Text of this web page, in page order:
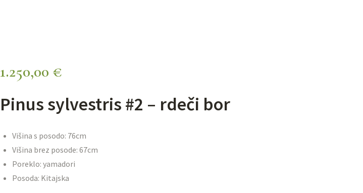
1.250,00 €
Pinus sylvestris #2 – rdeči bor
Višina s posodo: 76cm
Višina brez posode: 67cm
Poreklo: yamadori
Posoda: Kitajska